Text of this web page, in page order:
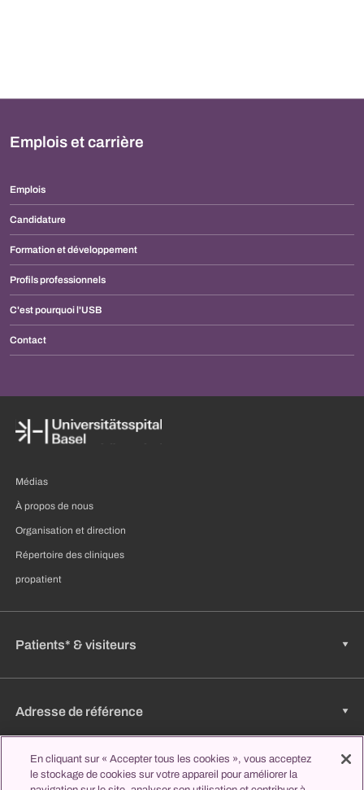
Emplois et carrière
Emplois
Candidature
Formation et développement
Profils professionnels
C'est pourquoi l'USB
Contact
Médias
À propos de nous
Organisation et direction
Répertoire des cliniques
propatient
Patients* & visiteurs
Adresse de référence
Emplois & carrière
En cliquant sur « Accepter tous les cookies », vous acceptez
le stockage de cookies sur votre appareil pour améliorer la